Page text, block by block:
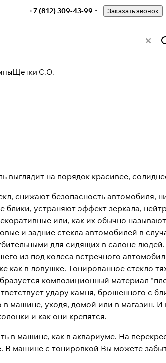
+7 (812) 309-43-99 Заказать звонок
Щетки С.О.
выглядит на порядок красивее,
снижают безопасность автомобиля,
блики, устраняют эффект зеркала,
или, как их обычно
и задние стекла автомобилей в
для сидящих в салоне
из под колеса встречного
как в ловушке. Тонированное стекло
композиционный материал
удару камня, брошенного с
машине, уходя, домой или в магазин. И
и как они крепятся.
в машине, как в аквариуме. На
В машине с тонировкой Вы можете